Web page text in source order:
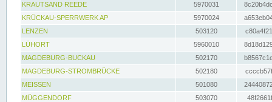
KRAUTSAND REEDE
5970031
KRÜCKAU-SPERRWERK AP
5970024
LENZEN
503120
LÜHORT
5960010
MAGDEBURG-BUCKAU
502170
MAGDEBURG-STROMBRÜCKE
502180
MEISSEN
501080
MÜGGENDORF
503070